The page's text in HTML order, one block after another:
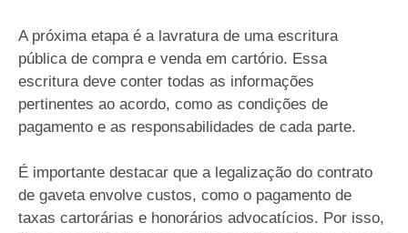
A próxima etapa é a lavratura de uma escritura
pública de compra e venda em cartório. Essa
escritura deve conter todas as informações
pertinentes ao acordo, como as condições de
pagamento e as responsabilidades de cada parte.
É importante destacar que a legalização do contrato
de gaveta envolve custos, como o pagamento de
taxas cartorárias e honorários advocatícios. Por isso,